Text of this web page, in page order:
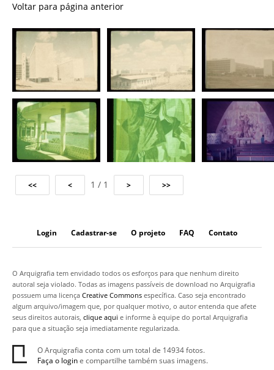
Voltar para página anterior
1 / 1
Login Cadastrar-se O projeto FAQ Contato
O Arquigrafia tem envidado todos os esforços para que nenhum direito
autoral seja violado. Todas as imagens passíveis de download no Arquigrafia
possuem uma licença Creative Commons específica. Caso seja encontrado
algum arquivo/imagem que, por qualquer motivo, o autor entenda que afete
seus direitos autorais, clique aqui e informe à equipe do portal Arquigrafia
para que a situação seja imediatamente regularizada.
O Arquigrafia conta com um total de 14934 fotos.
Faça o logine compartilhe também suas imagens.